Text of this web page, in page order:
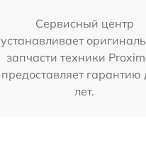
Сервисный центр
устанавливает
запчасти техники
предоставляет гарантию
лет.